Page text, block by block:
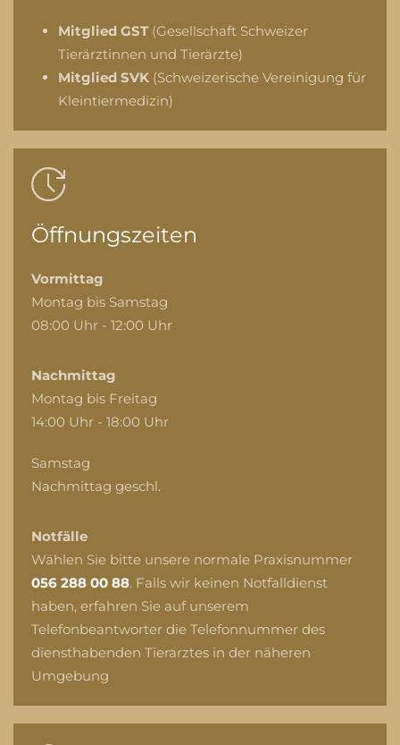
Mitglied GST(Gesellschaft Schweizer
Tierärztinnen und Tierärzte)
Mitglied SVK (Schweizerische Vereinigung für
Kleintiermedizin)
Öffnungszeiten
Vormittag
Montag bis Samstag
08:00 Uhr - 12:00 Uhr
Nachmittag
Montag bis Freitag
14:00 Uhr - 18:00 Uhr
Samstag
Nachmittag geschl.
Notfälle
Wählen Sie bitte unsere normale Praxisnummer
056 288 00 88. Falls wir keinen Notfalldienst
haben, erfahren Sie auf unserem
Telefonbeantworter die Telefonnummer des
diensthabenden Tierarztes in der näheren
Umgebung